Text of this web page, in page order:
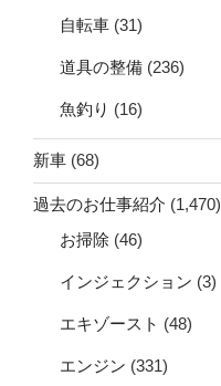
自転車 (31)
道具の整備 (236)
魚釣り (16)
新車 (68)
過去のお仕事紹介 (1,470)
お掃除 (46)
インジェクション (3)
エキゾースト (48)
エンジン (331)